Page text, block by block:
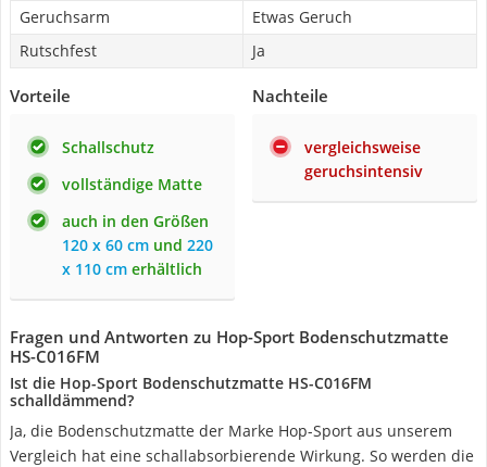
Geruchsarm
Etwas Geruch
Rutschfest
Ja
Vorteile
Schallschutz
vollständige Matte
auch in den Größen
120 x 60 cm und 220
x 110 cm erhältlich
Nachteile
vergleichsweise
geruchsintensiv
Fragen und Antworten zu Hop-Sport Bodenschutzmatte
HS-C016FM
Ist die Hop-Sport Bodenschutzmatte HS-C016FM
schalldämmend?
Ja, die Bodenschutzmatte der Marke Hop-Sport aus unserem
Vergleich hat eine schallabsorbierende Wirkung. So werden die